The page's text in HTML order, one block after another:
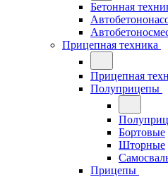
Бетонная
Прицепная техника
Прицепная
Полуприцепы
Бортовые
Шторные
Прицепы